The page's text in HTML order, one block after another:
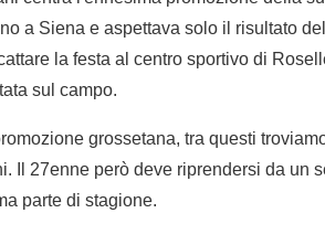
a Siena e aspettava solo il risultato
la festa al centro sportivo di
sul campo.
grossetana, tra questi
Il 27enne però deve riprendersi da un
parte di stagione.